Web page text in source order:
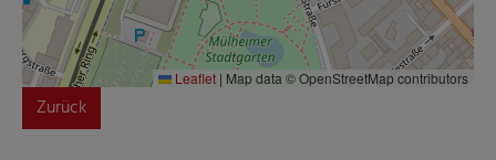
Leaflet | Map data © OpenStreetMap contributors
Zurück